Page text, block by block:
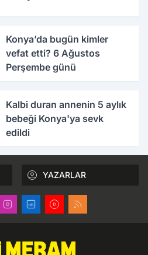
Konya’da bugün kimler
vefat etti? 6 Ağustos
Perşembe günü
Kalbi duran annenin 5 aylık
bebeği Konya'ya sevk
edildi
YAZARLAR